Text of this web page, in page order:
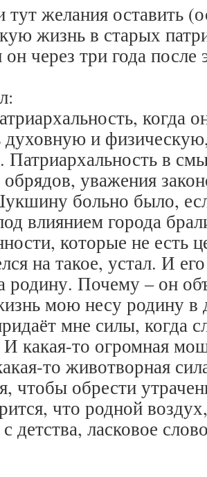
тут желания оставить
жизнь в старых
он через три года
когда
духовную и
Патриархальность в
уважения
больно было,
влиянием города
которые не есть
на такое, устал. И
родину. Почему – он
мою несу родину
мне силы, когда
какая-то огромная
то животворная
чтобы обрести
что родной
детства, ласковое